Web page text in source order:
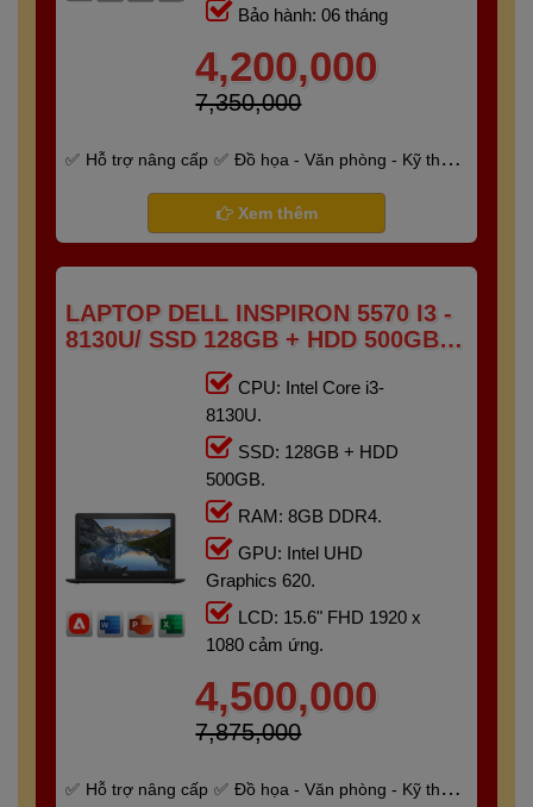
Bảo hành: 06 tháng
4,200,000
7,350,000
Hỗ trợ nâng cấp
Đồ họa - Văn phòng - Kỹ thuật
Bảo hành 6 tháng
Xem thêm
LAPTOP DELL INSPIRON 5570 I3 -
8130U/ SSD 128GB + HDD 500GB/
RAM 8GB/ 15.6" FHD TOUCH
CPU: Intel Core i3-
8130U.
SSD: 128GB + HDD
500GB.
RAM: 8GB DDR4.
GPU: Intel UHD
Graphics 620.
LCD: 15.6" FHD 1920 x
1080 cảm ứng.
4,500,000
7,875,000
Hỗ trợ nâng cấp
Đồ họa - Văn phòng - Kỹ thuật